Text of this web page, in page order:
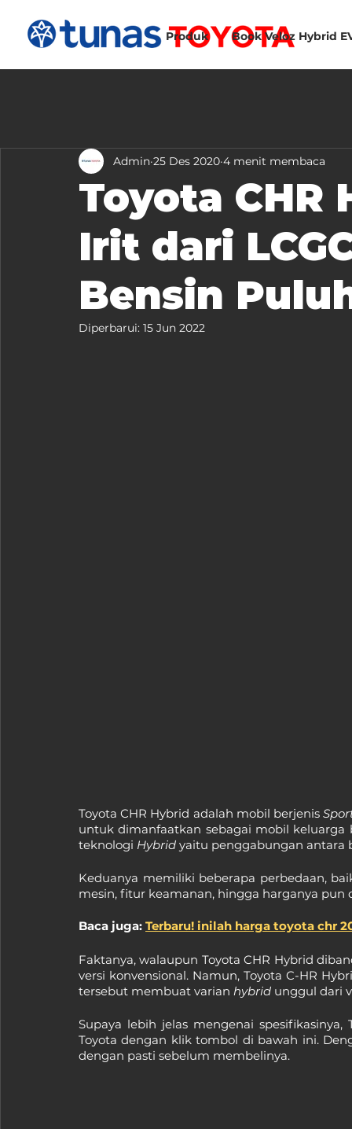
Produk Book Veloz Hybrid
Toyota CHR
Irit dari
Bensin
Admin 25 Des 2020 4 menit membaca
Diperbarui: 15 Jun 2022
Toyota CHR Hybrid adalah mobil berjenis
untuk dimanfaatkan sebagai mobil
teknologi Hybrid yaitu penggabungan antara
Keduanya memiliki beberapa perbedaan,
mesin, fitur keamanan, hingga harganya pun
Baca juga: Terbaru! inilah harga toyota chr
Faktanya, walaupun Toyota CHR Hybrid
versi konvensional. Namun, Toyota C-HR
tersebut membuat varian hybrid unggul dari
Supaya lebih jelas mengenai
Toyota dengan klik tombol di bawah ini.
dengan pasti sebelum membelinya.